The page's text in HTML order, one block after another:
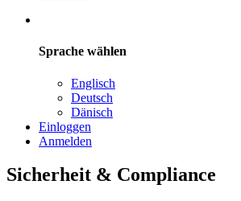
Sprache wählen
Englisch
Deutsch
Dänisch
Einloggen
Anmelden
Sicherheit & Compliance